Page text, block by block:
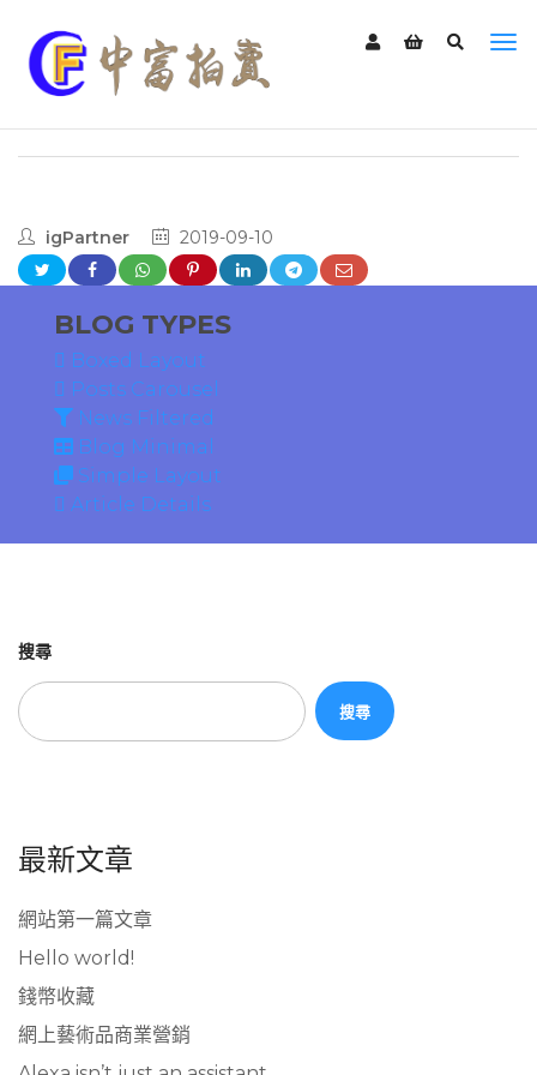
igPartner 2019-09-10
BLOG TYPES
Boxed Layout
Posts Carousel
News Filtered
Blog Minimal
Simple Layout
Article Details
搜尋
搜尋
最新文章
網站第一篇文章
Hello world!
錢幣收藏
網上藝術品商業營銷